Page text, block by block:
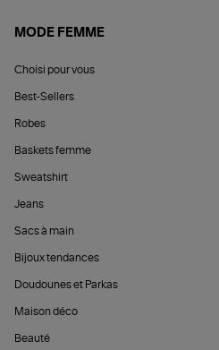
MODE FEMME
Choisi pour vous
Best-Sellers
Robes
Baskets femme
Sweatshirt
Jeans
Sacs à main
Bijoux tendances
Doudounes et Parkas
Maison déco
Beauté